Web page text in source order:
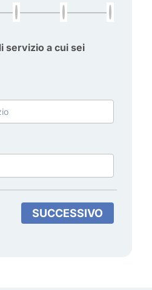
servizio a cui sei
SUCCESSIVO